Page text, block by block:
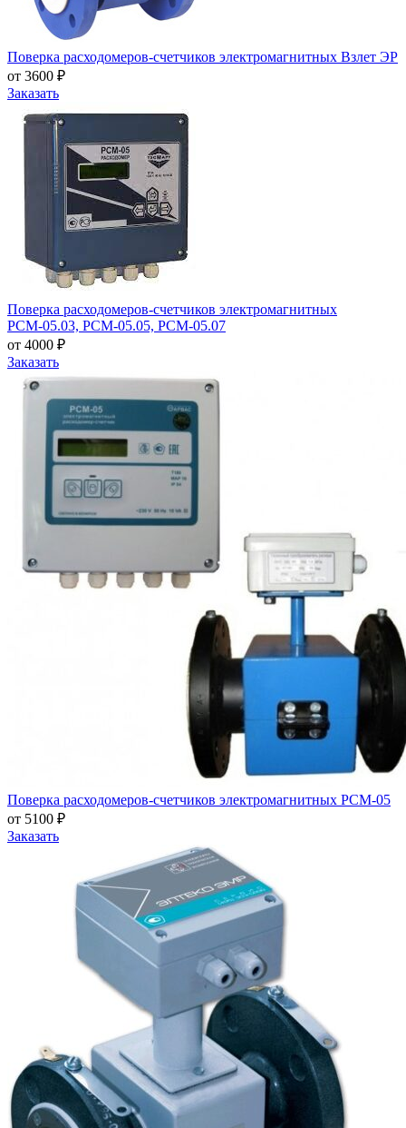
Поверка расходомеров-счетчиков электромагнитных Взлет ЭР
от 3600 ₽
Заказать
Поверка расходомеров-счетчиков электромагнитных
РСМ-05.03, РСМ-05.05, РСМ-05.07
от 4000 ₽
Заказать
Поверка расходомеров-счетчиков электромагнитных РСМ-05
от 5100 ₽
Заказать